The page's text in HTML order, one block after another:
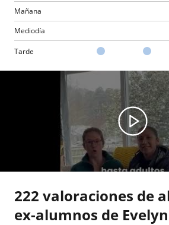
Mañana
Mediodía
Tarde
222 valoraciones de
ex-alumnos de Evelyn